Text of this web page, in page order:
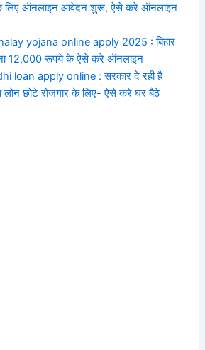
ऑनलाइन आवेदन शुरू, ऐसे करे ऑनलाइन
yojana online apply 2025 : बिहार
12,000 रूपये के ऐसे करे ऑनलाइन
loan apply online : सरकार दे रही है
छोटे रोजगार के लिए- ऐसे करे घर बैठे